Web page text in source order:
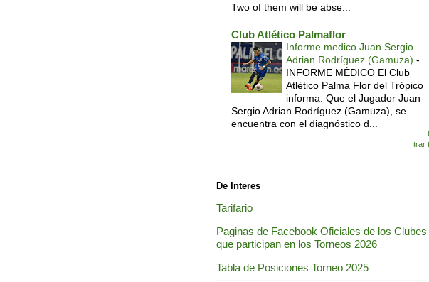
Two of them will be abse...
Club Atlético Palmaflor
Informe medico Juan Sergio
Adrian Rodríguez (Gamuza) -
INFORME MÉDICO El Club
Atlético Palma Flor del Trópico
informa: Que el Jugador Juan
Sergio Adrian Rodríguez (Gamuza), se
encuentra con el diagnóstico d...
trar
De Interes
Tarifario
Paginas de Facebook Oficiales de los Clubes
que participan en los Torneos 2026
Tabla de Posiciones Torneo 2025